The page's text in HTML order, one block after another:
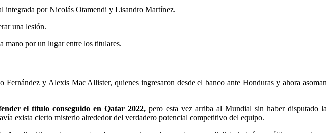
integrada por Nicolás Otamendi y Lisandro Martínez.
una lesión.
mano por un lugar entre los titulares.
y Alexis Mac Allister, quienes ingresaron desde el banco ante Honduras y ahora asoman
el título conseguido en Qatar 2022,pero esta vez arriba al Mundial sin haber disputado la
exista cierto misterio alrededor del verdadero potencial competitivo del equipo.